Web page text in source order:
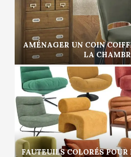
AMÉNAGER UN COIN
LA
FAUTEUILS COLORÉS